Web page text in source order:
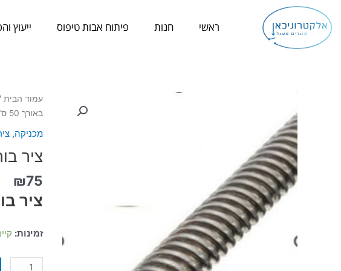
לתוכן
ראשי חנות פיתוח אבות טיפוס ייעוץ
עמוד הבית
באורך 50 ס"מ
מכניקה,
ציר בורג 10 מ"מ
₪75
ציר בורג 10 מ"מ
זמינות:
כמות
של
10
באורך
50